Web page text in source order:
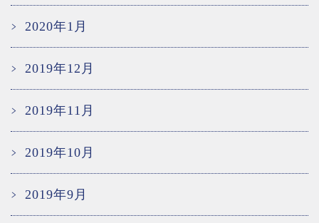
2020年1月
2019年12月
2019年11月
2019年10月
2019年9月